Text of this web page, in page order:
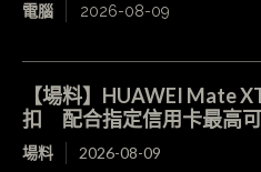
電腦 2026-08-09
【場料】HUAWEI Mate
扣 配合指定信用卡最高
場料 2026-08-09